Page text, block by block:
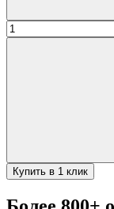
Количество
товара
Купить в 1 клик